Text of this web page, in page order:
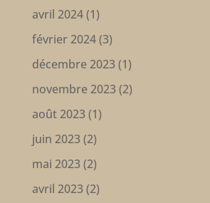
avril 2024(1)
février 2024(3)
décembre 2023(1)
novembre 2023(2)
août 2023(1)
juin 2023(2)
mai 2023(2)
avril 2023(2)